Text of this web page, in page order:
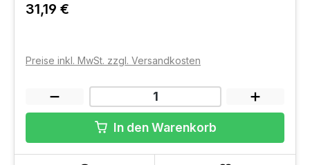
31,19 €
Preise inkl. MwSt. zzgl. Versandkosten
In den Warenkorb